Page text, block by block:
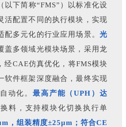
以下简称“FMS”）以标准化设
活配置不同的执行模块，实现
配多元化的行业应用场景。 光
盖多领域光模块场景，采用龙
经CAE仿真优化，将FMS模块
软件框架深度融合，最终实现
动化。最高产能（UPH）达
料，支持模块化切换执行单
，组装精度±25μm；符合CE